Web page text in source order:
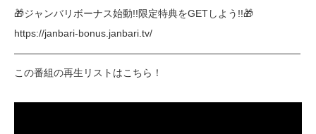
🎁ジャンバリボーナス始動!!限定特典をGETしよう!!🎁
https://janbari-bonus.janbari.tv/
―――――――――――――――――――――――――――――
この番組の再生リストはこちら！